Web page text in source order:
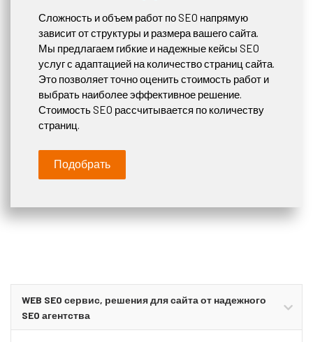
Сложность и объем работ по SEO напрямую
зависит от структуры и размера вашего сайта.
Мы предлагаем гибкие и надежные кейсы SEO
услуг с адаптацией на количество страниц сайта.
Это позволяет точно оценить стоимость работ и
выбрать наиболее эффективное решение.
Стоимость SEO рассчитывается по количеству
страниц.
Подобрать
WEB SEO сервис, решения для сайта от надежного
SEO агентства